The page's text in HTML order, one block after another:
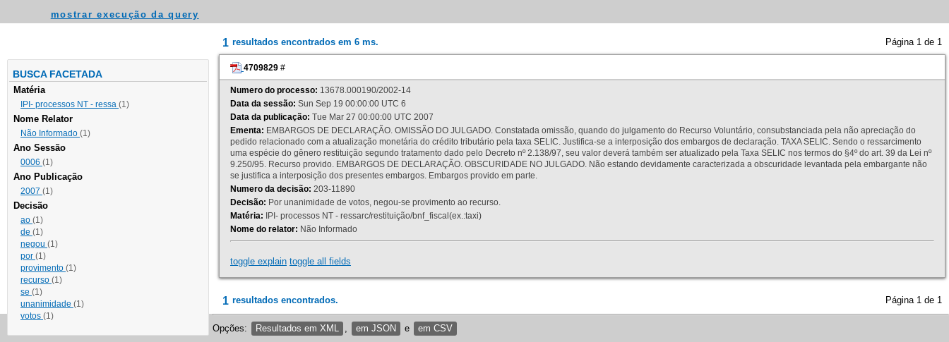
mostrar execução da query
BUSCA FACETADA
Matéria
IPI- processos NT - ressa (1)
Nome Relator
Não Informado (1)
Ano Sessão
0006 (1)
Ano Publicação
2007 (1)
Decisão
ao (1)
de (1)
negou (1)
por (1)
provimento (1)
recurso (1)
se (1)
unanimidade (1)
votos (1)
1 resultados encontrados em 6 ms. Página 1 de 1
4709829 #
Numero do processo: 13678.000190/2002-14
Data da sessão: Sun Sep 19 00:00:00 UTC 6
Data da publicação: Tue Mar 27 00:00:00 UTC 2007
Ementa: EMBARGOS DE DECLARAÇÃO. OMISSÃO DO JULGADO. Constatada omissão, quando do julgamento do Recurso Voluntário, consubstanciada pela não apreciação do
pedido relacionado com a atualização monetária do crédito tributário pela taxa SELIC. Justifica-se a interposição dos embargos de declaração. TAXA SELIC. Sendo o ressarcimento
uma espécie do gênero restituição segundo tratamento dado pelo Decreto nº 2.138/97, seu valor deverá também ser atualizado pela Taxa SELIC nos termos do §4º do art. 39 da Lei nº
9.250/95. Recurso provido. EMBARGOS DE DECLARAÇÃO. OBSCURIDADE NO JULGADO. Não estando devidamente caracterizada a obscuridade levantada pela embargante não
se justifica a interposição dos presentes embargos. Embargos provido em parte.
Numero da decisão: 203-11890
Decisão: Por unanimidade de votos, negou-se provimento ao recurso.
Matéria: IPI- processos NT - ressarc/restituição/bnf_fiscal(ex.:taxi)
Nome do relator: Não Informado
toggle explain toggle all fields
1 resultados encontrados. Página 1 de 1
Opções: Resultados em XML em JSON e em CSV